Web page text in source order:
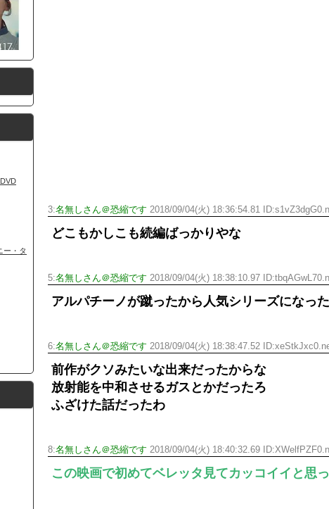
3:名無しさん＠恐縮です 2018/09/04(火) 18:36:54.81
どこもかしこも続編ばっかりやな
5:名無しさん＠恐縮です 2018/09/04(火) 18:38:10.97
アルパチーノが蹴ったから人気シリーズになった
6:名無しさん＠恐縮です 2018/09/04(火) 18:38:47.52
前作がクソみたいな出来だったからな
放射能を中和させるガスとかだったろ
ふざけた話だったわ
8:名無しさん＠恐縮です 2018/09/04(火) 18:40:32.69
この映画で初めてベレッタ見てカッコイイと思
・タ